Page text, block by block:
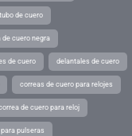
de cuero
de cuero negra
de cuero delantales de cuero
correas de cuero para relojes
de cuero para reloj
pulseras